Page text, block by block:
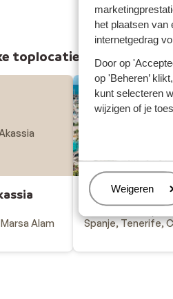
het plaatsen van
internetgedrag
Door op
op 'Beheren’
kunt selecteren
wijzigen of je
Beheren
Weigeren
toplocaties
Alam
Iberostar
- adults only
Spanje, Tenerife,